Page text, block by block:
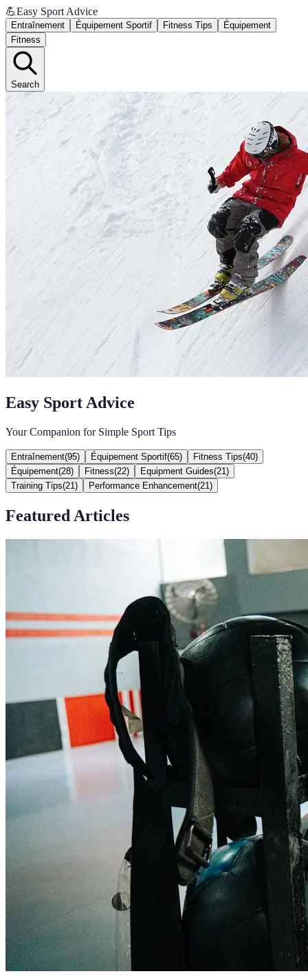
💪Easy Sport Advice
Entraînement Équipement Sportif Fitness Tips
Équipement
Fitness
Search
Easy Sport Advice
Your Companion for Simple Sport Tips
Entraînement(95) Équipement Sportif(65) Fitness Tips(40)
Équipement(28) Fitness(22) Equipment Guides(21 )
Training Tips(21 ) Performance Enhancement(21 )
Featured Articles